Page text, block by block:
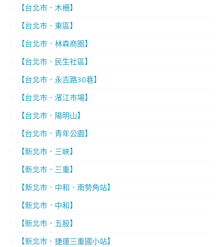
【台北市．木柵】
【台北市．東區】
【台北市．林森商圈】
【台北市．民生社區】
【台北市．永吉路30巷】
【台北市．濱江市場】
【台北市．陽明山】
【台北市．青年公園】
【新北市．三峽】
【新北市．三重】
【新北市．中和．南勢角站】
【新北市．中和】
【新北市．五股】
【新北市．捷運三重國小站】